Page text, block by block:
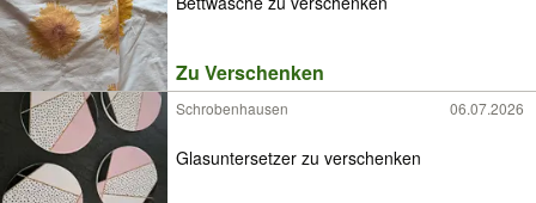
Zu Verschenken
Schrobenhausen 06.07.2026
Glasuntersetzer zu verschenken